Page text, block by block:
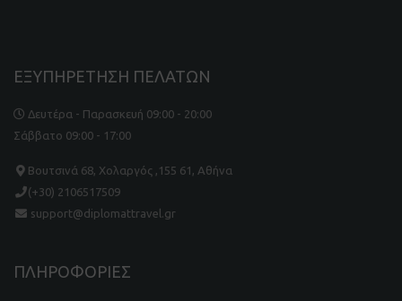
ΕΞΥΠΗΡΕΤΗΣΗ ΠΕΛΑΤΩΝ
Δευτέρα - Παρασκευή 09:00 - 20:00
Σάββατο 09:00 - 17:00
Βουτσινά 68, Χολαργός ,155 61, Αθήνα
(+30) 2106517509
support@diplomattravel.gr
ΠΛΗΡΟΦΟΡΙΕΣ